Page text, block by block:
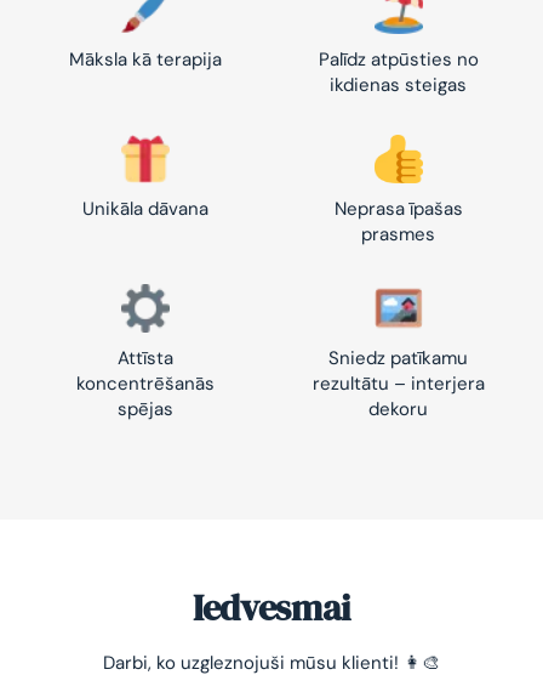
Māksla kā terapija
Palīdz atpūsties no
ikdienas steigas
Unikāla dāvana
Neprasa īpašas
prasmes
Attīsta
koncentrēšanās
spējas
Sniedz patīkamu
rezultātu – interjera
dekoru
Iedvesmai
Darbi, ko uzgleznojuši mūsu klienti! 👩‍🎨